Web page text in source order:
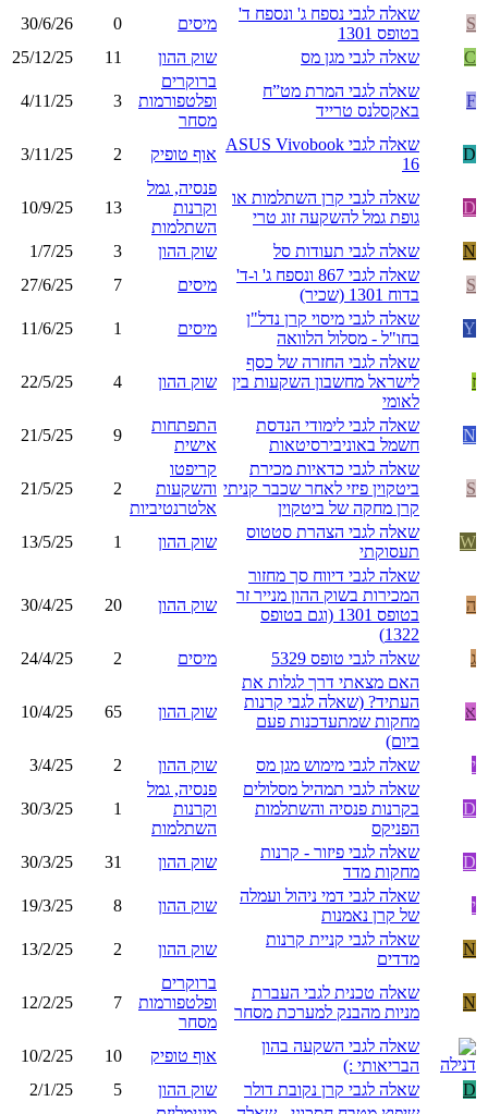
S
שאלה לגבי נספח ג' ונספח ד'
בטופס 1301
מיסים 0
30/6/26
C
שאלה לגבי מגן מס שוק ההון 11
25/12/25
F
שאלה לגבי המרת מט”ח
באקסלנס טרייד
ברוקרים
ופלטפורמות
מסחר
3
4/11/25
D
שאלה לגבי ASUS Vivobook
16
אוף טופיק 2
3/11/25
D
שאלה לגבי קרן השתלמות או
גופת גמל להשקעה זוג טרי
פנסיה, גמל
וקרנות
השתלמות
13
10/9/25
N שאלה לגבי תעודות סל שוק ההון 3
1/7/25
S
שאלה לגבי 867 ונספח ג' ו-ד'
בדוח 1301 (שכיר)
מיסים 7
27/6/25
Y
שאלה לגבי מיסוי קרן נדל"ן
בחו"ל - מסלול הלוואה
מיסים 1
11/6/25
ז
שאלה לגבי החזרה של כסף
לישראל מחשבון השקעות בין
לאומי
שוק ההון 4
22/5/25
N
שאלה לגבי לימודי הנדסת
חשמל באוניבירסיטאות
התפתחות
אישית
9
21/5/25
S
שאלה לגבי כדאיות מכירת
ביטקוין פיזי לאחר שכבר קניתי
קרן מחקה של ביטקוין
קריפטו
והשקעות
אלטרנטיביות
2
21/5/25
W
שאלה לגבי הצהרת סטטוס
תעסוקתי
שוק ההון 1
13/5/25
ה
שאלה לגבי דיווח סך מחזור
המכירות בשוק ההון מנייר זר
בטופס 1301 (וגם בטופס
1322)
שוק ההון 20
30/4/25
ג שאלה לגבי טופס 5329 מיסים 2
24/4/25
א
האם מצאתי דרך לגלות את
העתיד? (שאלה לגבי קרנות
מחקות שמתעדכנות פעם
ביום)
שוק ההון 65
10/4/25
י שאלה לגבי מימוש מגן מס שוק ההון 2
3/4/25
D
שאלה לגבי תמהיל מסלולים
בקרנות פנסיה והשתלמות
הפניקס
פנסיה, גמל
וקרנות
השתלמות
1
30/3/25
D
שאלה לגבי פיזור - קרנות
מחקות מדד
שוק ההון 31
30/3/25
י
שאלה לגבי דמי ניהול ועמלה
של קרן נאמנות
שוק ההון 8
19/3/25
N
שאלה לגבי קניית קרנות
מדדים
שוק ההון 2
13/2/25
N
שאלה טכנית לגבי העברת
מניות מהבנק למערכת מסחר
ברוקרים
ופלטפורמות
מסחר
7
12/2/25
שאלה לגבי השקעה בהון
הבריאותי :)
אוף טופיק 10
10/2/25
D
שאלה לגבי קרן נקובת דולר שוק ההון 5
2/1/25